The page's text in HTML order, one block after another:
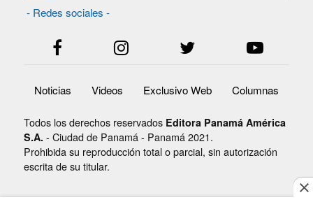
- Redes sociales -
Noticias Videos Exclusivo Web Columnas
Todos los derechos reservados Editora Panamá América
S.A. - Ciudad de Panamá - Panamá 2021.
Prohibida su reproducción total o parcial, sin autorización
escrita de su titular.